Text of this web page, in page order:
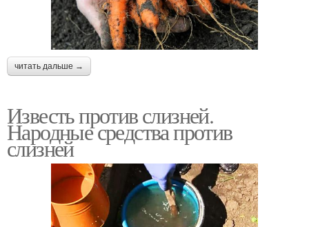
читать дальше →
Известь против слизней.
Народные средства против
слизней